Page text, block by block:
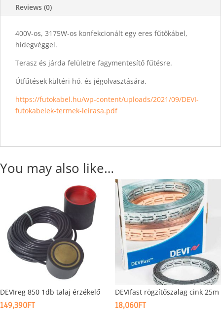
Reviews (0)
400V-os, 3175W-os konfekcionált egy eres fűtőkábel,
hidegvéggel.
Terasz és járda felületre fagymentesítő fűtésre.
Útfűtések kültéri hó, és jégolvasztására.
https://futokabel.hu/wp-content/uploads/2021/09/DEVI-
futokabelek-termek-leirasa.pdf
You may also like…
DEVIreg 850 1db talaj érzékelő
149,390FT
DEVIfast rögzítőszalag cink 25m
18,060FT